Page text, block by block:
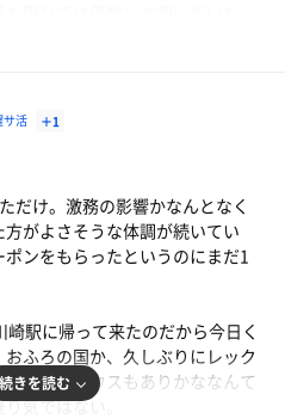
をしながら潜ってみる。
り椅子はたくさんあるのだがリ
いので平日でもまず使えること
けんのみ。するけんは5月まで
な。
。
掛け流しと循環湯の2つの露天
温泉。いわゆる黒湯ほど黒くは
るので他の人の足を踏んでしま
が何℃かわからないが加温して
と熱め。籐製のデッキチェアと
入口にオートロウリュのスケジ
毎か。あと12分もあるが頑張っ
構え。ツインストーブに三連送風
84℃。たかの湯でいえば蓑虫みた
妙な温度設定。コイツは楽しめ
が行列は食堂まではいかず10分
ーポンはGWは使えないと思っ
えるとのこと。サウナイキタイ
ク無料券ももらう。ここまで一
円ほどでイオンウォーター
いことに上段の利用者もやって
ントで制御しているところでは
タオルがあることに驚く。あ
サ活 ＋1
だけ。激務の影響かなんとなく
がよさそうな体調が続いてい
ンをもらったというのにまだ1
駅に帰って来たのだから今日く
ふろの国か、久しぶりにレック
サウナハウスもありかななんて
気ではない。
続きを読む